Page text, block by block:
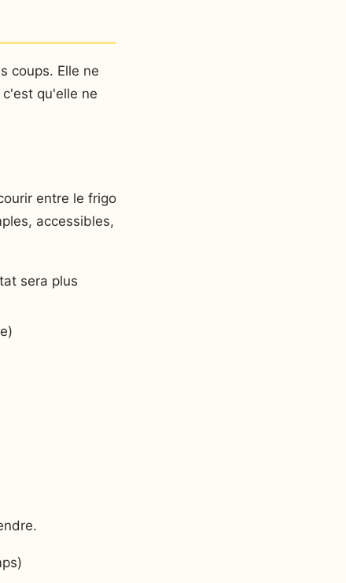
coups. Elle ne
qu'elle ne
entre le frigo
accessibles,
sera plus